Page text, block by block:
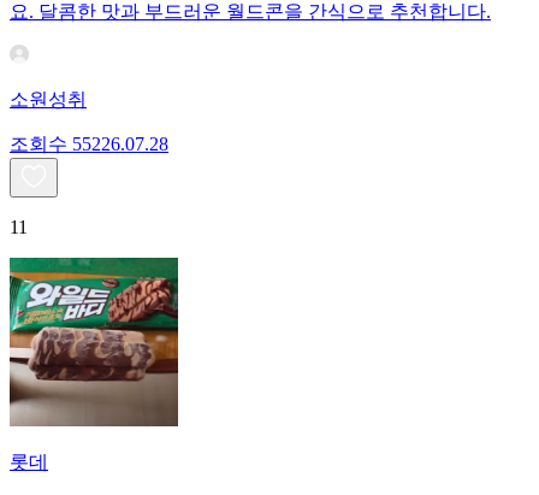
요. 달콤한 맛과 부드러운 월드콘을 간식으로 추천합니다.
소원성취
조회수 55226.07.28
11
롯데